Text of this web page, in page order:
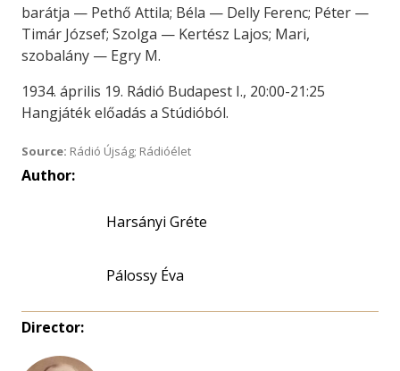
barátja — Pethő Attila; Béla — Delly Ferenc; Péter —
Timár József; Szolga — Kertész Lajos; Mari,
szobalány — Egry M.
1934. április 19. Rádió Budapest I., 20:00-21:25
Hangjáték előadás a Stúdióból.
Source: Rádió Újság; Rádióélet
Author:
Harsányi Gréte
Pálossy Éva
Director: